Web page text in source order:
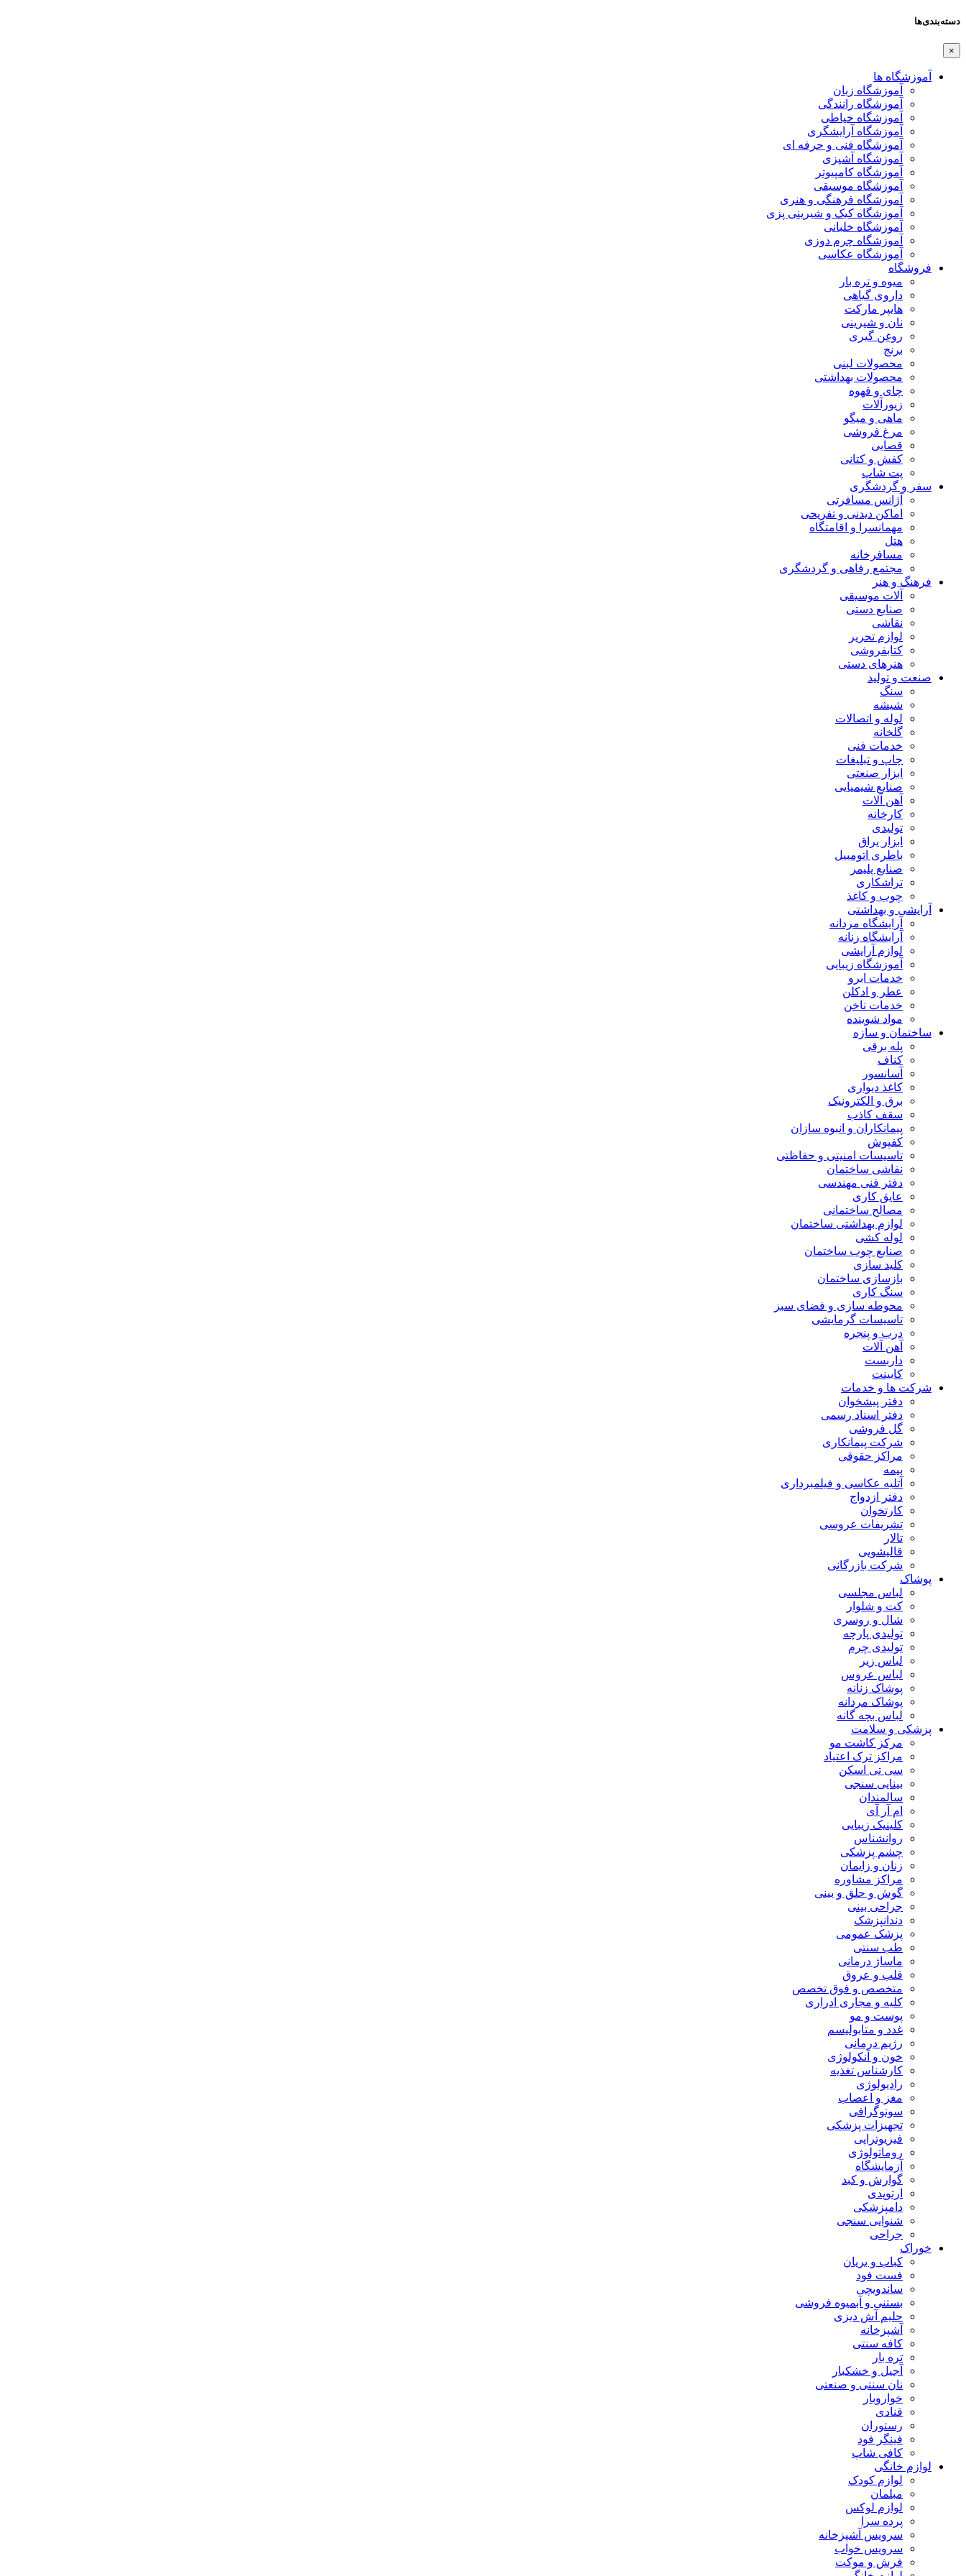
دسته‌بندی‌ها
×
آموزشگاه ها
آموزشگاه زبان
آموزشگاه رانندگی
آموزشگاه خیاطی
آموزشگاه آرایشگری
آموزشگاه فنی و حرفه ای
آموزشگاه آشپزی
آموزشگاه کامپیوتر
آموزشگاه موسیقی
آموزشگاه فرهنگی و هنری
آموزشگاه کیک و شیرینی پزی
آموزشگاه خلبانی
آموزشگاه چرم دوزی
آموزشگاه عکاسی
فروشگاه
میوه و تره بار
داروی گیاهی
هایپر مارکت
نان و شیرینی
روغن گیری
برنج
محصولات لبنی
محصولات بهداشتی
چای و قهوه
زیورآلات
ماهی و میگو
مرغ فروشی
قصابی
کفش و کتانی
پت شاپ
سفر و گردشگری
آژانس مسافرتی
اماکن دیدنی و تفریحی
مهمانسرا و اقامتگاه
هتل
مسافرخانه
مجتمع رفاهی و گردشگری
فرهنگ و هنر
آلات موسیقی
صنایع دستی
نقاشی
لوازم تحریر
کتابفروشی
هنرهای دستی
صنعت و تولید
سنگ
شیشه
لوله و اتصالات
گلخانه
خدمات فنی
چاپ و تبلیغات
ابزار صنعتی
صنایع شیمیایی
آهن آلات
کارخانه
تولیدی
ابزار یراق
باطری اتومبیل
صنایع پلیمر
تراشکاری
چوب و کاغذ
آرایشی و بهداشتی
آرایشگاه مردانه
آرایشگاه زنانه
لوازم آرایشی
آموزشگاه زیبایی
خدمات ابرو
عطر و ادکلن
خدمات ناخن
مواد شوینده
ساختمان و سازه
پله برقی
کناف
آسانسور
کاغذ دیواری
برق و الکترونیک
سقف کاذب
پیمانکاران و انبوه سازان
کفپوش
تاسیسات امنیتی و حفاظتی
نقاشی ساختمان
دفتر فنی مهندسی
عایق کاری
مصالح ساختمانی
لوازم بهداشتی ساختمان
لوله کشی
صنایع چوب ساختمان
کلید سازی
بازسازی ساختمان
سنگ کاری
محوطه سازی و فضای سبز
تاسیسات گرمایشی
درب و پنجره
آهن آلات
داربست
کابینت
شرکت ها و خدمات
دفتر پیشخوان
دفتر اسناد رسمی
گل فروشی
شرکت پیمانکاری
مراکز حقوقی
بیمه
آتلیه عکاسی و فیلمبرداری
دفتر ازدواج
کارتخوان
تشریفات عروسی
تالار
قالیشویی
شرکت بازرگانی
پوشاک
لباس مجلسی
کت و شلوار
شال و روسری
تولیدی پارچه
تولیدی چرم
لباس زیر
لباس عروس
پوشاک زنانه
پوشاک مردانه
لباس بچه گانه
پزشکی و سلامت
مرکز کاشت مو
مراکز ترک اعتیاد
سی تی اسکن
بینایی سنجی
سالمندان
ام آر آی
کلینیک زیبایی
روانشناس
چشم پزشکی
زنان و زایمان
مراکز مشاوره
گوش و حلق و بینی
جراحی بینی
دندانپزشک
پزشک عمومی
طب سنتی
ماساژ درمانی
قلب و عروق
متخصص و فوق تخصص
کلیه و مجاری ادراری
پوست و مو
غدد و متابولیسم
رژیم درمانی
خون و آنکولوژی
کارشناس تغذیه
رادیولوژی
مغز و اعصاب
سونوگرافی
تجهیزات پزشکی
فیزیوتراپی
روماتولوژی
آزمایشگاه
گوارش و کبد
ارتوپدی
دامپزشکی
شنوایی سنجی
جراحی
خوراک
کباب و بریان
فست فود
ساندویچی
بستنی و آبمیوه فروشی
حلیم آش دیزی
آشپزخانه
کافه سنتی
تره بار
آجیل و خشکبار
نان سنتی و صنعتی
خواروبار
قنادی
رستوران
فینگر فود
کافی شاپ
لوازم خانگی
لوازم کودک
مبلمان
لوازم لوکس
پرده سرا
سرویس آشپزخانه
سرویس خواب
فرش و موکت